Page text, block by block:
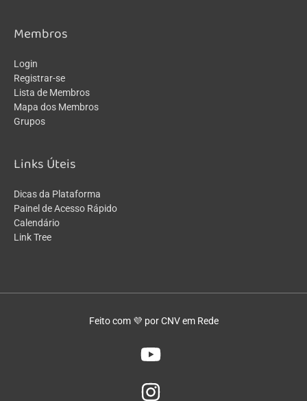
Membros
Login
Registrar-se
Lista de Membros
Mapa dos Membros
Grupos
Links Úteis
Dicas da Plataforma
Painel de Acesso Rápido
Calendário
Link Tree
Feito com 💜 por CNV em Rede